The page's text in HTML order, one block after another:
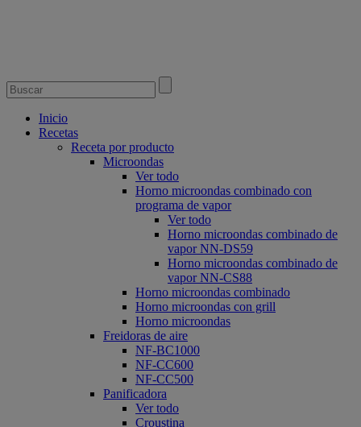
Inicio
Recetas
Receta por producto
Microondas
Ver todo
Horno microondas combinado con
programa de vapor
Ver todo
Horno microondas combinado de
vapor NN-DS59
Horno microondas combinado de
vapor NN-CS88
Horno microondas combinado
Horno microondas con grill
Horno microondas
Freidoras de aire
NF-BC1000
NF-CC600
NF-CC500
Panificadora
Ver todo
Croustina